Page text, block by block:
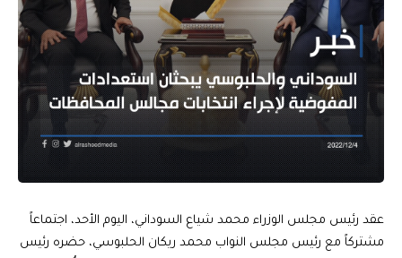
عقد رئيس مجلس الوزراء محمد شياع السوداني، اليوم الأحد، اجتماعاً
مشتركاً مع رئيس مجلس النواب محمد ريكان الحلبوسي، حضره رئيس